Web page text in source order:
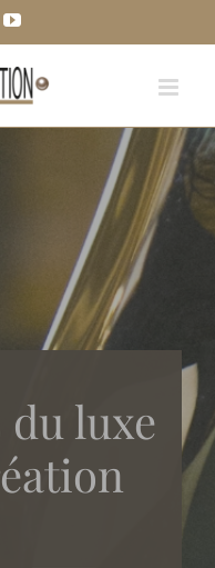
YouTube
du luxe